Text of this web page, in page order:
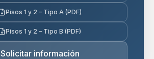
Pisos 1 y 2 – Tipo A (PDF)
Pisos 1 y 2 – Tipo B (PDF)
Solicitar información